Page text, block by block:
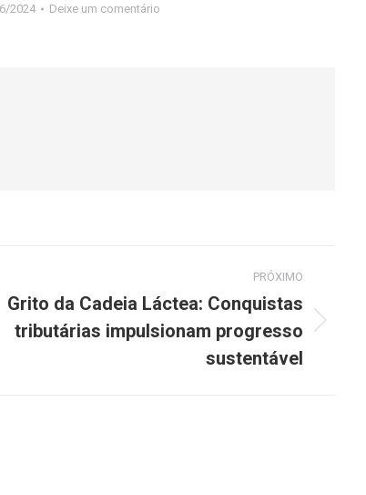
2024 Deixe um comentário
PRÓXIMO
Grito da Cadeia Láctea: Conquistas
tributárias impulsionam progresso
sustentável